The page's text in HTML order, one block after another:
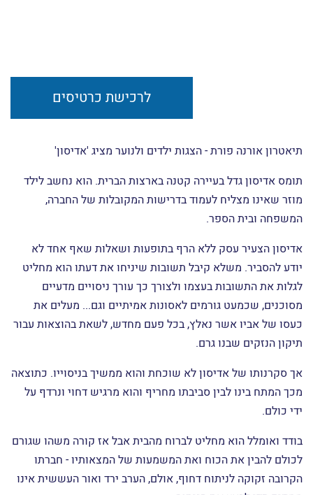
לרכישת כרטיסים
תיאטרון אורנה פורת - הצגות ילדים ולנוער מציג 'אדיסון'
תומס אדיסון גדל בעיירה קטנה בארצות הברית. הוא נחשב לילד
מוזר שאינו מצליח לעמוד בדרישות המקובלות של החברה,
המשפחה ובית הספר.
אדיסון הצעיר עסק ללא הרף בתופעות ושאלות שאף אחד לא
יודע להסביר. משלא קיבל תשובות שיניחו את דעתו הוא מחליט
לגלות את התשובות בעצמו ולצורך כך עורך ניסויים מדעיים
מסוכנים, שכמעט גורמים לאסונות אמיתיים וגם... מעלים את
כעסו של אביו אשר נאלץ, בכל פעם מחדש, לשאת בהוצאות עבור
תיקון הנזקים שבנו גרם.
אך סקרנותו של אדיסון לא שוכחת והוא ממשיך בניסוייו. כתוצאה
מכך המתח בינו לבין סביבתו מחריף והוא מרגיש דחוי ונרדף על
ידי כולם.
בודד ואומלל הוא מחליט לברוח מהבית אבל אז קורה משהו שגורם
לכולם להבין את הכוח ואת המשמעות של המצאותיו - חברתו